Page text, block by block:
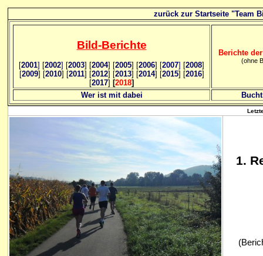
zurück zur Startseite "Team
Bild-Berichte
[2001] [2002] [2003] [2004] [2005] [2006] [2007] [2008]
[2009] [2010] [2011] [2012] [2013] [2014] [2015] [2016]
[2017] [2018]
Berichte
(ohne
Wer ist mit dabei
1.